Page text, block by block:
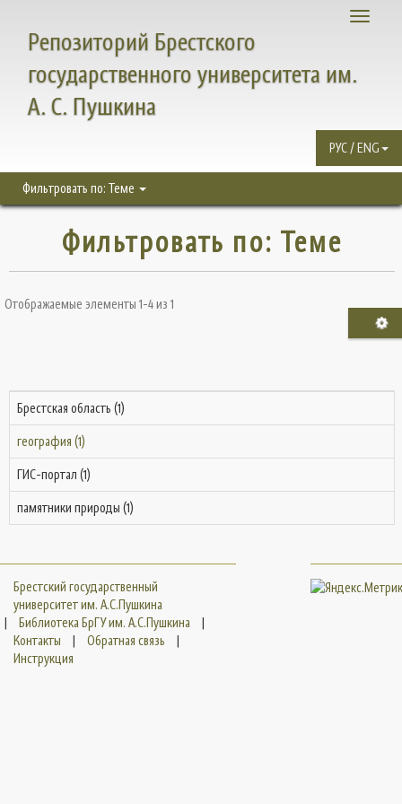
Toggle
Репозиторий Брестского
государственного университета им.
А. С. Пушкина
РУС / ENG
Фильтровать по: Теме
Фильтровать по: Теме
Отображаемые элементы 1-4 из 1
Брестская область (1)
география (1)
ГИС-портал (1)
памятники природы (1)
Брестский государственный
университет им. А.С.Пушкина
|
Библиотека БрГУ им. А.С.Пушкина
|
Контакты
| Обратная связь
|
Инструкция